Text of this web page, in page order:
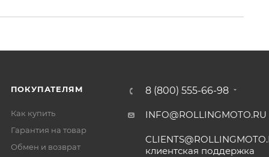
ПОКУПАТЕЛЯМ
Как купить
Гарантия на товар
Обмен и возврат
8 (800) 555-66-98
INFO@ROLLINGMOTO.RU
клиентская поддержка